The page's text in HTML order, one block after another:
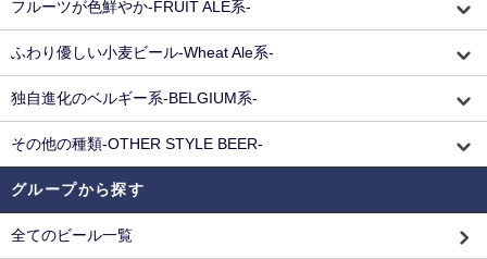
フルーツが色鮮やか-FRUIT ALE系-
ふわり優しい小麦ビール-Wheat Ale系-
独自進化のベルギー系-BELGIUM系-
その他の種類-OTHER STYLE BEER-
グループから探す
全てのビール一覧